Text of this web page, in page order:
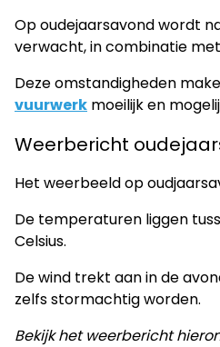
Op oudejaarsavond wordt
verwacht, in combinatie
Deze omstandigheden
vuurwerk moeilijk en
Weerbericht
Het weerbeeld op
De temperaturen liggen
Celsius.
De wind trekt aan in de
zelfs stormachtig worden.
Bekijk het weerbericht